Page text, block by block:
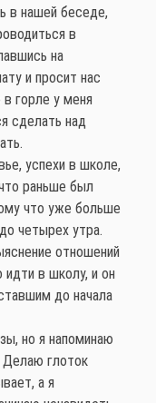
в нашей беседе,
в
на
и просит нас
горле у меня
сделать над
успехи в школе,
раньше был
что уже больше
четырех утра.
отношений
идти в школу, и он
до начала
но я напоминаю
Делаю глоток
а я